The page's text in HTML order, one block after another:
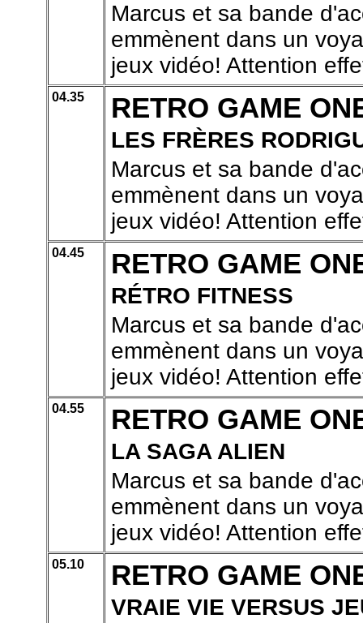
Marcus et sa bande
emmènent dans un
jeux vidéo! Attention
04.35 RETRO GAME
LES FRÈRES
Marcus et sa bande
emmènent dans un
jeux vidéo! Attention
04.45 RETRO GAME
RÉTRO FITNESS
Marcus et sa bande
emmènent dans un
jeux vidéo! Attention
04.55 RETRO GAME
LA SAGA ALIEN
Marcus et sa bande
emmènent dans un
jeux vidéo! Attention
05.10 RETRO GAME
VRAIE VIE VERSUS